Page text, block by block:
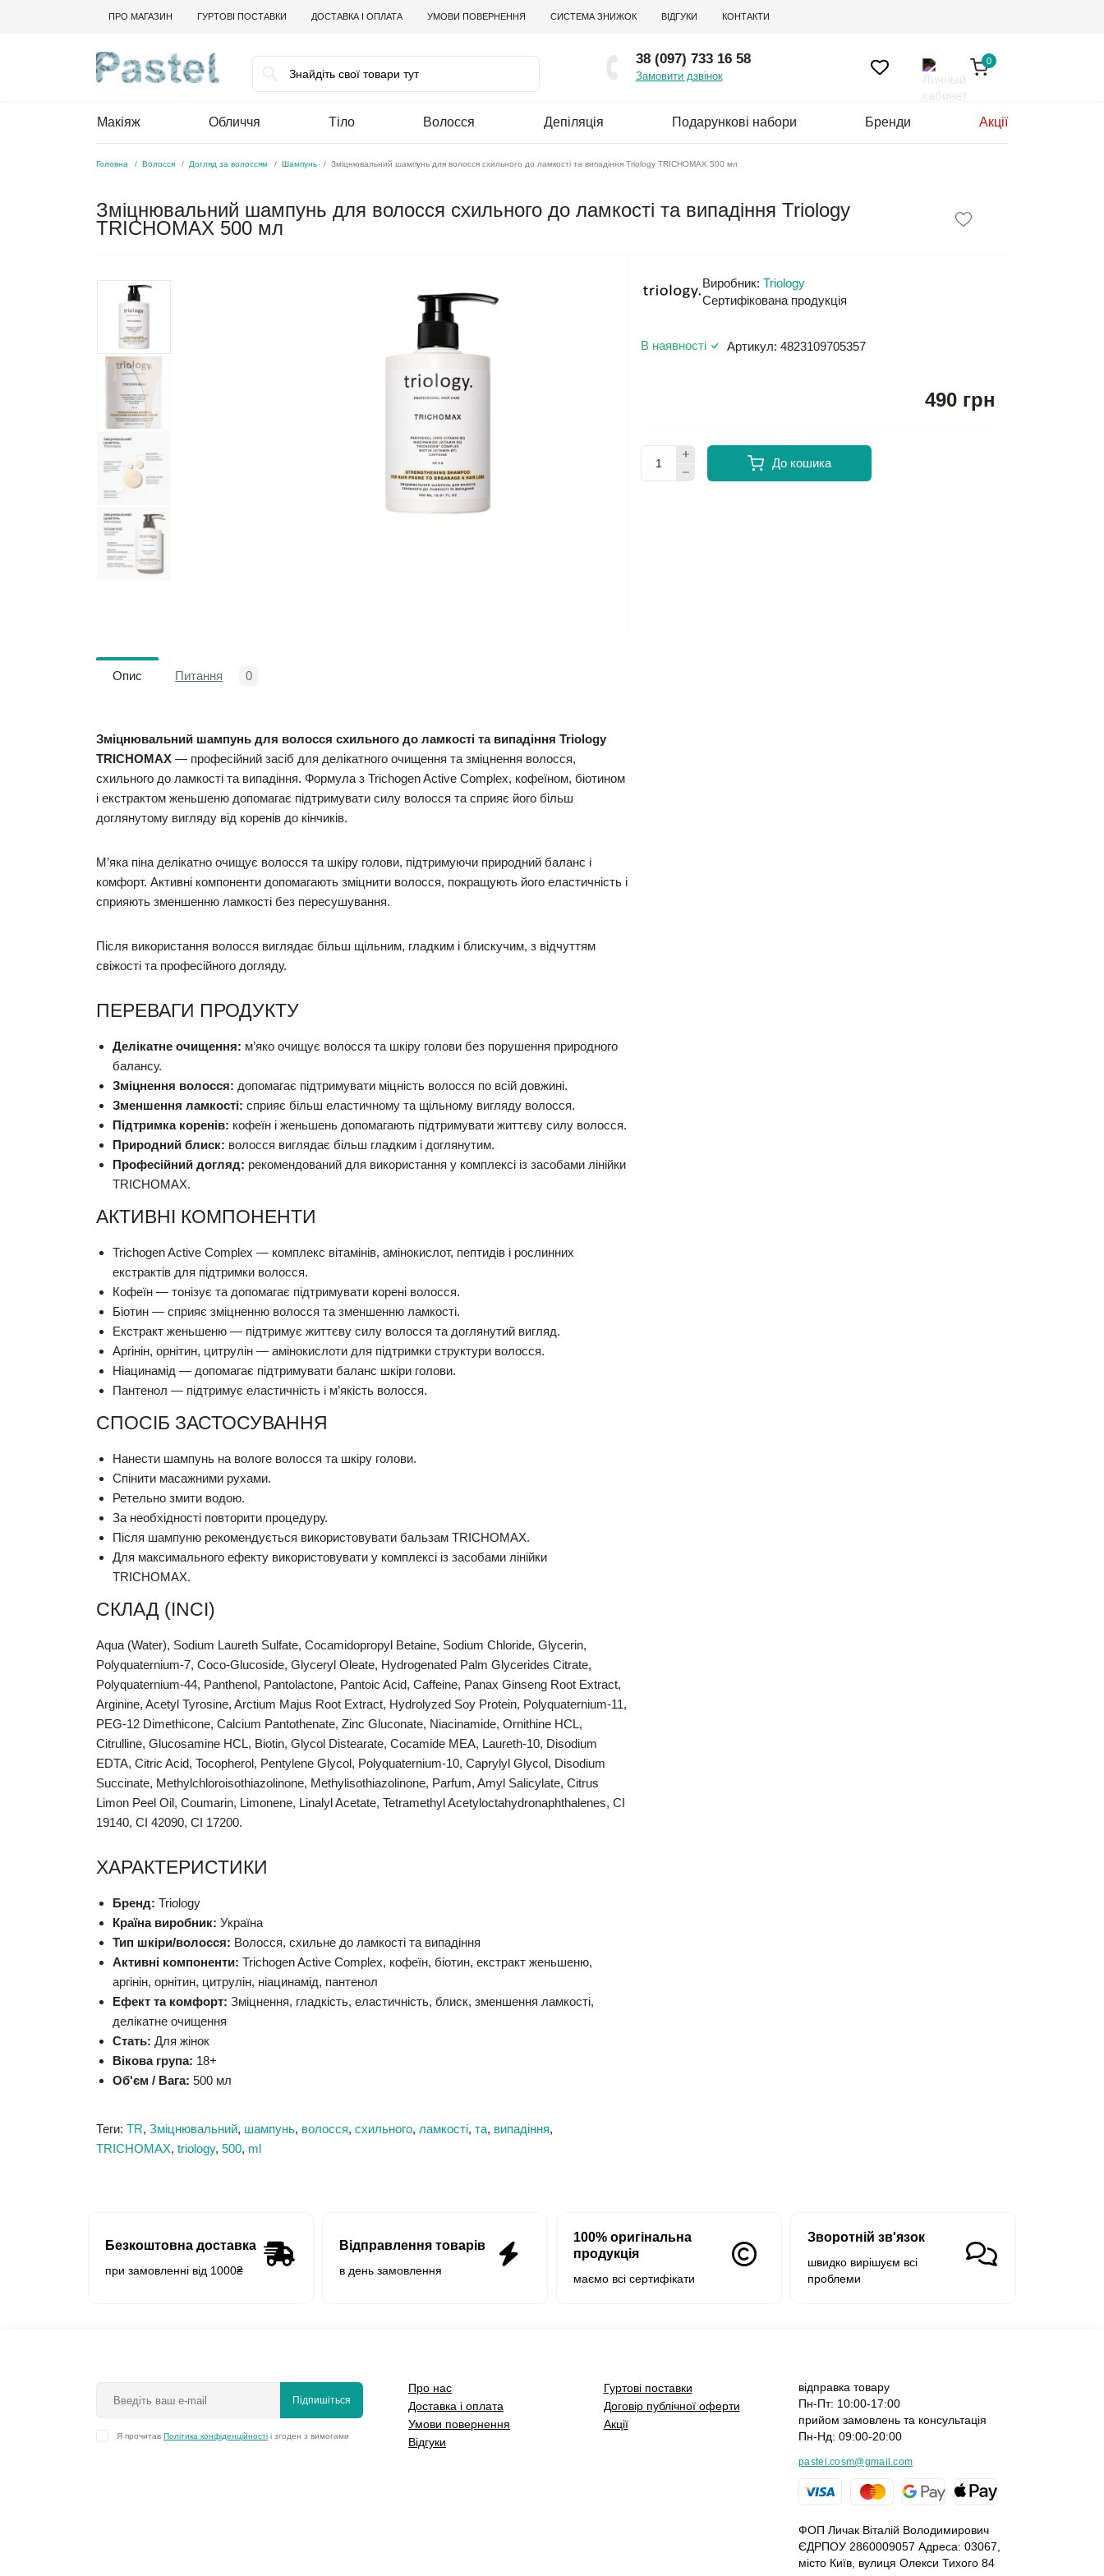
ПРО МАГАЗИН ГУРТОВІ ПОСТАВКИ ДОСТАВКА І ОПЛАТА УМОВИ ПОВЕРНЕННЯ СИСТЕМА ЗНИЖОК ВІДГУКИ КОНТАКТИ
38 (097) 733 16 58
Замовити дзвінок
0
Макіяж Обличчя Тіло Волосся Депіляція Подарункові набори Бренди Акції
Головна Волосся Догляд за волоссям Шампунь Зміцнювальний шампунь для волосся схильного до ламкості та випадіння Triology TRICHOMAX 500 мл
Зміцнювальний шампунь для волосся схильного до ламкості та випадіння Triology
TRICHOMAX 500 мл
Виробник: Triology
Сертифікована продукція
В наявності Артикул: 4823109705357
490 грн
До кошика
Опис Питання 0
Зміцнювальний шампунь для волосся схильного до ламкості та випадіння Triology
TRICHOMAX — професійний засіб для делікатного очищення та зміцнення волосся,
схильного до ламкості та випадіння. Формула з Trichogen Active Complex, кофеїном, біотином
і екстрактом женьшеню допомагає підтримувати силу волосся та сприяє його більш
доглянутому вигляду від коренів до кінчиків.
М’яка піна делікатно очищує волосся та шкіру голови, підтримуючи природний баланс і
комфорт. Активні компоненти допомагають зміцнити волосся, покращують його еластичність і
сприяють зменшенню ламкості без пересушування.
Після використання волосся виглядає більш щільним, гладким і блискучим, з відчуттям
свіжості та професійного догляду.
ПЕРЕВАГИ ПРОДУКТУ
Делікатне очищення: м’яко очищує волосся та шкіру голови без порушення природного
балансу.
Зміцнення волосся: допомагає підтримувати міцність волосся по всій довжині.
Зменшення ламкості: сприяє більш еластичному та щільному вигляду волосся.
Підтримка коренів: кофеїн і женьшень допомагають підтримувати життєву силу волосся.
Природний блиск: волосся виглядає більш гладким і доглянутим.
Професійний догляд: рекомендований для використання у комплексі із засобами лінійки
TRICHOMAX.
АКТИВНІ КОМПОНЕНТИ
Trichogen Active Complex — комплекс вітамінів, амінокислот, пептидів і рослинних
екстрактів для підтримки волосся.
Кофеїн — тонізує та допомагає підтримувати корені волосся.
Біотин — сприяє зміцненню волосся та зменшенню ламкості.
Екстракт женьшеню — підтримує життєву силу волосся та доглянутий вигляд.
Аргінін, орнітин, цитрулін — амінокислоти для підтримки структури волосся.
Ніацинамід — допомагає підтримувати баланс шкіри голови.
Пантенол — підтримує еластичність і м’якість волосся.
СПОСІБ ЗАСТОСУВАННЯ
Нанести шампунь на вологе волосся та шкіру голови.
Спінити масажними рухами.
Ретельно змити водою.
За необхідності повторити процедуру.
Після шампуню рекомендується використовувати бальзам TRICHOMAX.
Для максимального ефекту використовувати у комплексі із засобами лінійки
TRICHOMAX.
СКЛАД (INCI)
Aqua (Water), Sodium Laureth Sulfate, Cocamidopropyl Betaine, Sodium Chloride, Glycerin,
Polyquaternium-7, Coco-Glucoside, Glyceryl Oleate, Hydrogenated Palm Glycerides Citrate,
Polyquaternium-44, Panthenol, Pantolactone, Pantoic Acid, Caffeine, Panax Ginseng Root Extract,
Arginine, Acetyl Tyrosine, Arctium Majus Root Extract, Hydrolyzed Soy Protein, Polyquaternium-11,
PEG-12 Dimethicone, Calcium Pantothenate, Zinc Gluconate, Niacinamide, Ornithine HCL,
Citrulline, Glucosamine HCL, Biotin, Glycol Distearate, Cocamide MEA, Laureth-10, Disodium
EDTA, Citric Acid, Tocopherol, Pentylene Glycol, Polyquaternium-10, Caprylyl Glycol, Disodium
Succinate, Methylchloroisothiazolinone, Methylisothiazolinone, Parfum, Amyl Salicylate, Citrus
Limon Peel Oil, Coumarin, Limonene, Linalyl Acetate, Tetramethyl Acetyloctahydronaphthalenes, CI
19140, CI 42090, CI 17200.
ХАРАКТЕРИСТИКИ
Бренд: Triology
Країна виробник: Україна
Тип шкіри/волосся: Волосся, схильне до ламкості та випадіння
Активні компоненти: Trichogen Active Complex, кофеїн, біотин, екстракт женьшеню,
аргінін, орнітин, цитрулін, ніацинамід, пантенол
Ефект та комфорт: Зміцнення, гладкість, еластичність, блиск, зменшення ламкості,
делікатне очищення
Стать: Для жінок
Вікова група: 18+
Об'єм / Вага: 500 мл
Теги: TR, Зміцнювальний, шампунь, волосся, схильного, ламкості, та, випадіння,
TRICHOMAX, triology, 500, ml
Безкоштовна доставка
при замовленні від 1000₴
Відправлення товарів
в день замовлення
100% оригінальна
продукція
маємо всі сертифікати
Зворотній зв'язок
швидко вирішуєм всі
проблеми
Підпишіться
Я прочитав Політика конфіденційності і згоден з вимогами
Про нас
Доставка і оплата
Умови повернення
Відгуки
Гуртові поставки
Договір публічної оферти
Акції
відправка товару
Пн-Пт: 10:00-17:00
прийом замовлень та консультація
Пн-Нд: 09:00-20:00
pastel.cosm@gmail.com
ФОП Личак Віталій Володимирович
ЄДРПОУ 2860009057 Адреса: 03067,
місто Київ, вулиця Олекси Тихого 84